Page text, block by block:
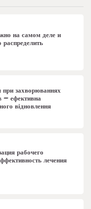
на самом деле и
распределить
при захворюваннях
– ефективна
відновлення
рабочего
лечения